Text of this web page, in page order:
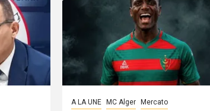
A LA UNE MC Alger Mercato